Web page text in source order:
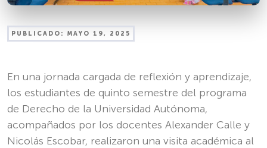
PUBLICADO: MAYO 19, 2025
En una jornada cargada de reflexión y aprendizaje,
los estudiantes de quinto semestre del programa
de Derecho de la Universidad Autónoma,
acompañados por los docentes Alexander Calle y
Nicolás Escobar, realizaron una visita académica al